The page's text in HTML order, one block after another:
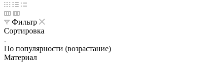
Фильтр
Сортировка
По популярности (возрастание)
Материал